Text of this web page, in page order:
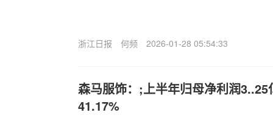
浙江日报 何频 2026-01-28 05:54:33
森马服饰：;上半年归母净利润3..25
41.17%